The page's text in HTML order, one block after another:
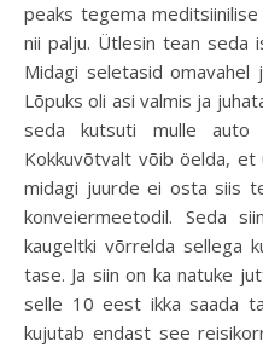
peaks tegema
nii palju. Ütlesin tean
Midagi seletasid omavahel
Lõpuks oli asi valmis ja
seda kutsuti mulle
Kokkuvõtvalt võib öelda, et
midagi juurde ei osta siis
konveiermeetodil. Seda
kaugeltki võrrelda sellega
tase. Ja siin on ka natuke
selle 10 eest ikka saada
kujutab endast see